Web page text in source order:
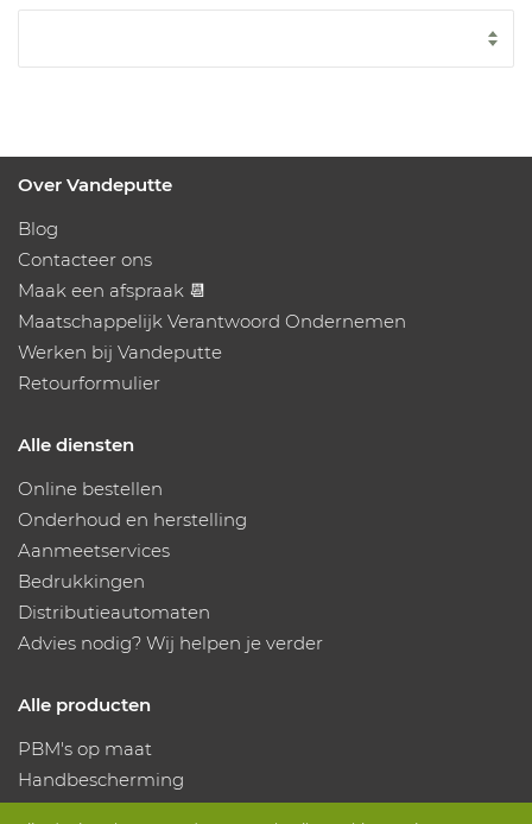
Over Vandeputte
Blog
Contacteer ons
Maak een afspraak 📆
Maatschappelijk Verantwoord Ondernemen
Werken bij Vandeputte
Retourformulier
Alle diensten
Online bestellen
Onderhoud en herstelling
Aanmeetservices
Bedrukkingen
Distributieautomaten
Advies nodig? Wij helpen je verder
Alle producten
PBM's op maat
Handbescherming